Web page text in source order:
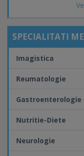
Pediatrie
Reumatologie
Urologie
SPECIALITATI
Imagistica
Reumatologie
Gastroenterologie
Nutritie-Diete
Neurologie